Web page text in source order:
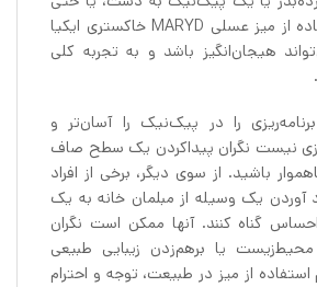
کویر می‌روید. استفاده از میز عسلی MARYD خاکستری ایکیا
هیجان‌انگیز باشد و به تجربه کلی
را در پیک‌نیک را آسان‌تر و
نیست نگران پیداکردن یک سطح صاف
باشید. از سوی دیگر، برخی از افراد
یک وسیله از مبلمان خانه به یک
گناه کنند. آنها ممکن است نگران
یا برهم‌زدن زیبایی طبیعی
از میز در طبیعت، توجه و احترام